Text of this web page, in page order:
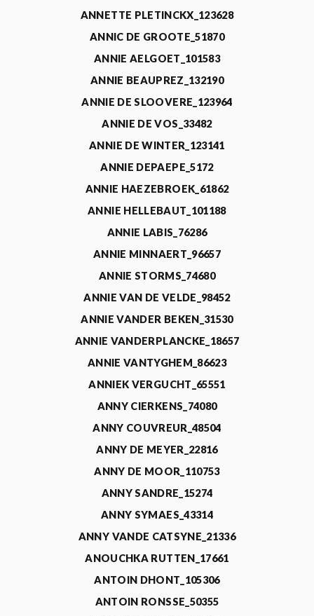
ANNETTE PLETINCKX_123628
ANNIC DE GROOTE_51870
ANNIE AELGOET_101583
ANNIE BEAUPREZ_132190
ANNIE DE SLOOVERE_123964
ANNIE DE VOS_33482
ANNIE DE WINTER_123141
ANNIE DEPAEPE_5172
ANNIE HAEZEBROEK_61862
ANNIE HELLEBAUT_101188
ANNIE LABIS_76286
ANNIE MINNAERT_96657
ANNIE STORMS_74680
ANNIE VAN DE VELDE_98452
ANNIE VANDER BEKEN_31530
ANNIE VANDERPLANCKE_18657
ANNIE VANTYGHEM_86623
ANNIEK VERGUCHT_65551
ANNY CIERKENS_74080
ANNY COUVREUR_48504
ANNY DE MEYER_22816
ANNY DE MOOR_110753
ANNY SANDRE_15274
ANNY SYMAES_43314
ANNY VANDE CATSYNE_21336
ANOUCHKA RUTTEN_17661
ANTOIN DHONT_105306
ANTOIN RONSSE_50355